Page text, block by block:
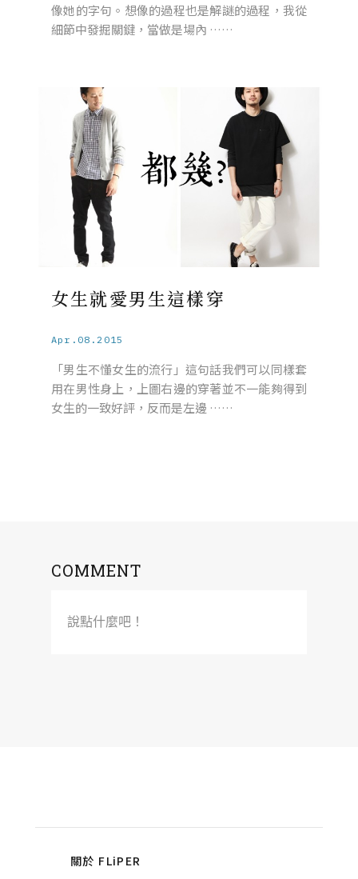
像她的字句。想像的過程也是解謎的過程，我從
細節中發掘關鍵，當做是場內 ……
女生就愛男生這樣穿
Apr.08.2015
「男生不懂女生的流行」這句話我們可以同樣套
用在男性身上，上圖右邊的穿著並不一能夠得到
女生的一致好評，反而是左邊 ……
COMMENT
說點什麼吧！
關於 FLiPER